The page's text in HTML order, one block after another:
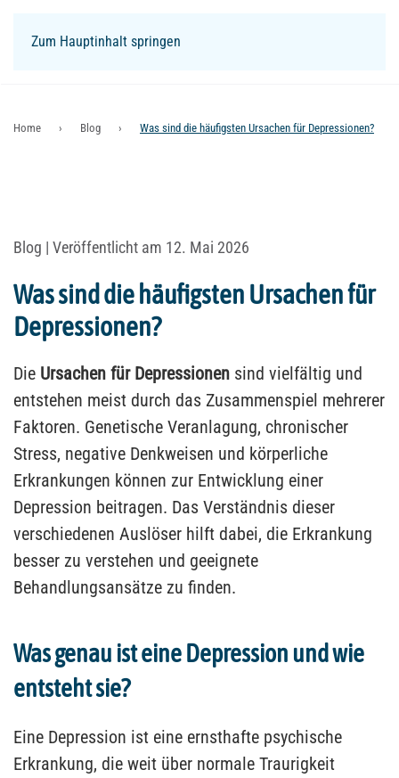
Zum Hauptinhalt springen
Home Blog Was sind die häufigsten Ursachen für Depressionen?
Blog | Veröffentlicht am 12. Mai 2026
Was sind die häufigsten Ursachen für
Depressionen?
Die Ursachen für Depressionen sind vielfältig und
entstehen meist durch das Zusammenspiel mehrerer
Faktoren. Genetische Veranlagung, chronischer
Stress, negative Denkweisen und körperliche
Erkrankungen können zur Entwicklung einer
Depression beitragen. Das Verständnis dieser
verschiedenen Auslöser hilft dabei, die Erkrankung
besser zu verstehen und geeignete
Behandlungsansätze zu finden.
Was genau ist eine Depression und wie
entsteht sie?
Eine Depression ist eine ernsthafte psychische
Erkrankung, die weit über normale Traurigkeit